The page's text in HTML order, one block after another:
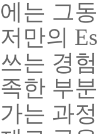
에는 그
저만의
쓰는 경
족한 부
가는 과